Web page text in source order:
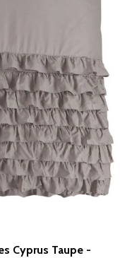
Cyprus Taupe -